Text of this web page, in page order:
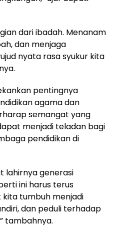
dari ibadah. Menanam
dan menjaga
nyata rasa syukur kita
pentingnya
agama dan
semangat yang
menjadi teladan bagi
pendidikan di
lahirnya generasi
ini harus terus
tumbuh menjadi
dan peduli terhadap
tambahnya.